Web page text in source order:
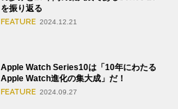
を振り返る
FEATURE 2024.12.21
Apple Watch Series10は「10年にわたる
Apple Watch進化の集大成」だ！
FEATURE 2024.09.27